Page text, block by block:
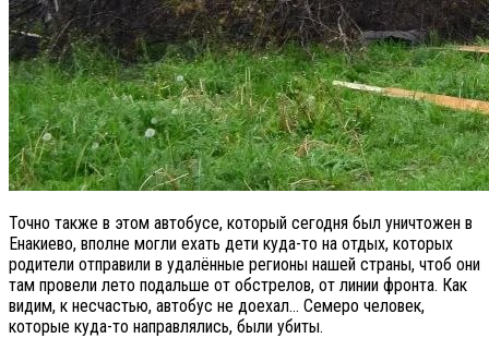
Точно также в этом автобусе, который сегодня был уничтожен в
Енакиево, вполне могли ехать дети куда-то на отдых, которых
родители отправили в удалённые регионы нашей страны, чтоб они
там провели лето подальше от обстрелов, от линии фронта. Как
видим, к несчастью, автобус не доехал… Семеро человек,
которые куда-то направлялись, были убиты.